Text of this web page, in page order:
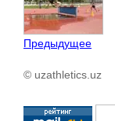
Предыдущее
© uzathletics.uz